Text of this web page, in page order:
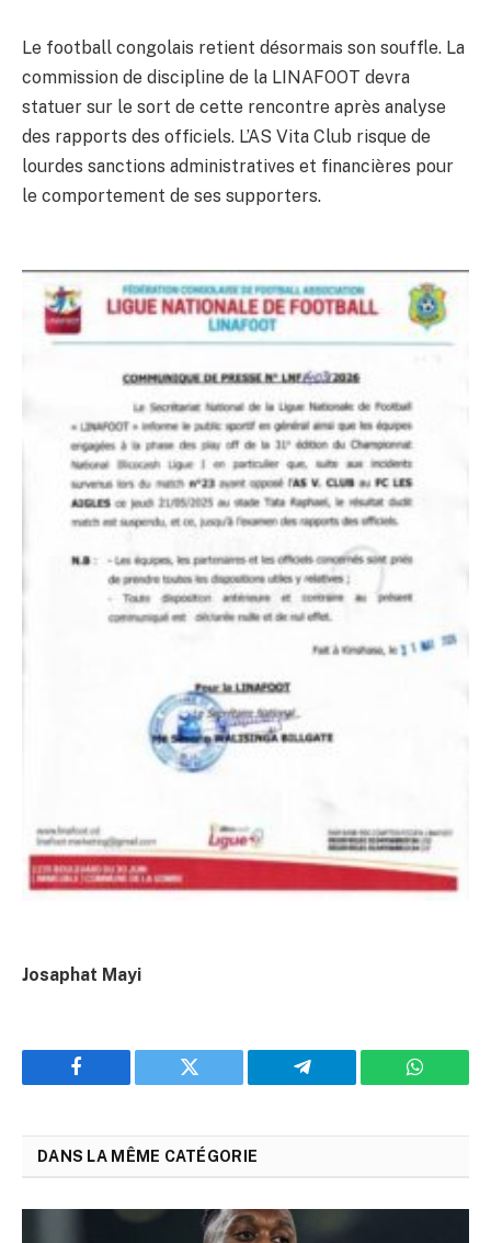
Le football congolais retient désormais son souffle. La
commission de discipline de la LINAFOOT devra
statuer sur le sort de cette rencontre après analyse
des rapports des officiels. L’AS Vita Club risque de
lourdes sanctions administratives et financières pour
le comportement de ses supporters.
Josaphat Mayi
Facebook Twitter Telegram
DANS LA MÊME CATÉGORIE